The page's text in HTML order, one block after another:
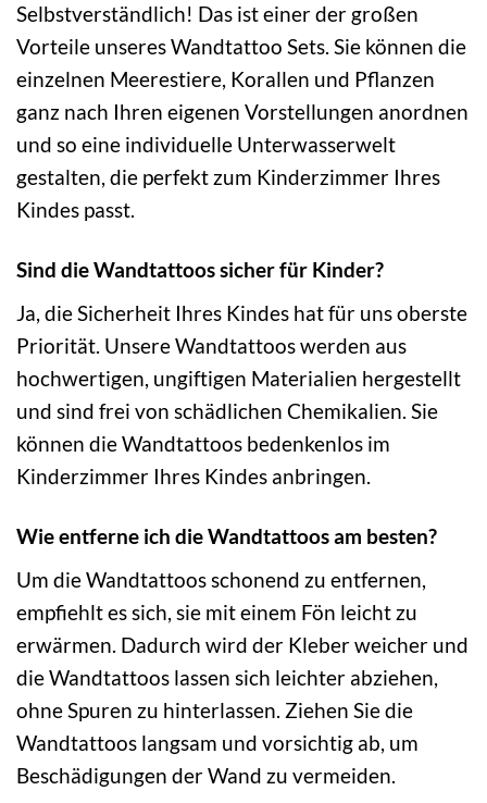
Selbstverständlich! Das ist einer der großen
Vorteile unseres Wandtattoo Sets. Sie können die
einzelnen Meerestiere, Korallen und Pflanzen
ganz nach Ihren eigenen Vorstellungen anordnen
und so eine individuelle Unterwasserwelt
gestalten, die perfekt zum Kinderzimmer Ihres
Kindes passt.
Sind die Wandtattoos sicher für Kinder?
Ja, die Sicherheit Ihres Kindes hat für uns oberste
Priorität. Unsere Wandtattoos werden aus
hochwertigen, ungiftigen Materialien hergestellt
und sind frei von schädlichen Chemikalien. Sie
können die Wandtattoos bedenkenlos im
Kinderzimmer Ihres Kindes anbringen.
Wie entferne ich die Wandtattoos am besten?
Um die Wandtattoos schonend zu entfernen,
empfiehlt es sich, sie mit einem Fön leicht zu
erwärmen. Dadurch wird der Kleber weicher und
die Wandtattoos lassen sich leichter abziehen,
ohne Spuren zu hinterlassen. Ziehen Sie die
Wandtattoos langsam und vorsichtig ab, um
Beschädigungen der Wand zu vermeiden.